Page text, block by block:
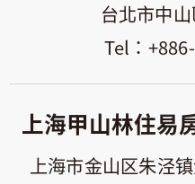
台北市中
上海甲山林住易
上海市金山区朱泾